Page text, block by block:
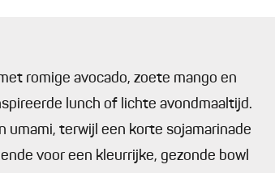
romige avocado, zoete mango en
lunch of lichte avondmaaltijd.
umami, terwijl een korte sojamarinade
voor een kleurrijke, gezonde bowl